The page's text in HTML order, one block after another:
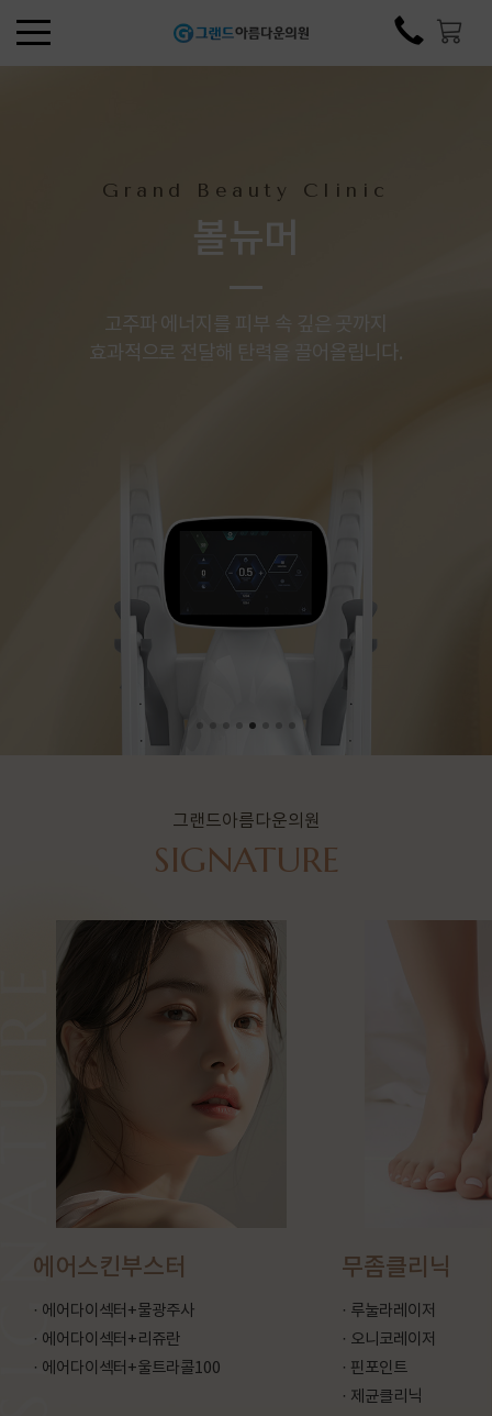
Grand Beauty Clinic
포텐자
그랜드아름다운의원
SIGNATURE
무좀클리닉
· 루눌라레이저
· 오니코레이저
· 핀포인트
실리
깊은주
· 쥬브젠
· 특수부위